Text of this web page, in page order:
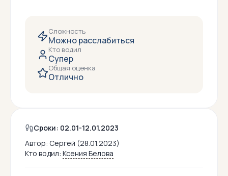
Сложность
Можно расслабиться
Кто водил
Супер
Общая оценка
Отлично
Сроки: 02.01-12.01.2023
Автор: Сергей (28.01.2023)
Кто водил: Ксения Белова